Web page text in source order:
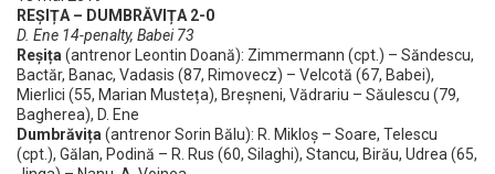
REȘIȚA – DUMBRĂVIȚA 2-0
D. Ene 14-penalty, Babei 73
Reșița (antrenor Leontin Doană): Zimmermann (cpt.) – Săndescu,
Bactăr, Banac, Vadasis (87, Rimovecz) – Velcotă (67, Babei),
Mierlici (55, Marian Musteța), Breșneni, Vădrariu – Săulescu (79,
Bagherea), D. Ene
Dumbrăvița (antrenor Sorin Bălu): R. Mikloș – Soare, Telescu
(cpt.), Gălan, Podină – R. Rus (60, Silaghi), Stancu, Birău, Udrea (65,